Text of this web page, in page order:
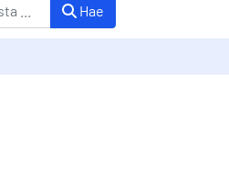
Hae